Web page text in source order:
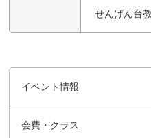
せんげん台
イベント情報
会費・クラス